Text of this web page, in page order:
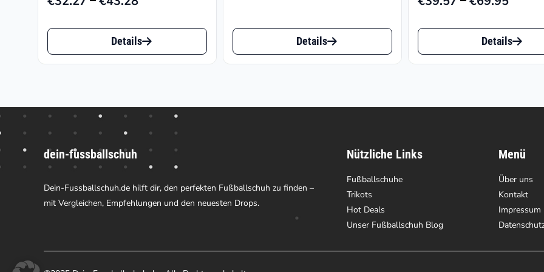
Preisspanne:
bis
€43.28
Dieses
Produkt
Varianten
auf.
Die
Optionen
können
der
Details
Dieses
Produkt
Optionen
können
der
Details
bis
Dieses
Produkt
Die
auf
der
Details
dein-fussballschuh
Dein-Fussballschuh.de hilft dir, den perfekten Fußballschuh zu finden –
mit Vergleichen, Empfehlungen und den neuesten Drops.
Nützliche Links
Fußballschuhe
Trikots
Hot Deals
Unser Fußballschuh Blog
Menü
Über uns
Kontakt
Impressum